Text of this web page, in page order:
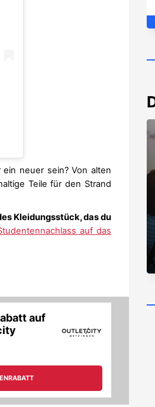
neuer sein? Von alten
Teile für den Strand
Kleidungsstück, das du
auf das